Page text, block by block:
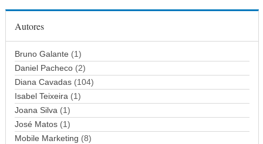
o
d
e
e
m
a
i
l
Autores
Bruno Galante (1)
Daniel Pacheco(2)
Diana Cavadas(104)
Isabel Teixeira (1)
Joana Silva (1)
José Matos(1)
Mobile Marketing (8)